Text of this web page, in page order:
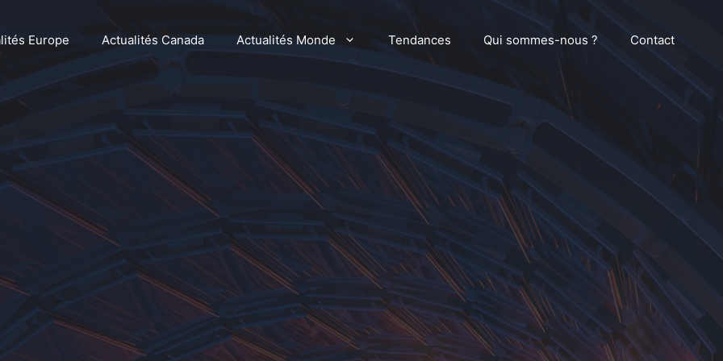
Europe Actualités Canada Actualités Monde Tendances Qui sommes-nous ? Contact